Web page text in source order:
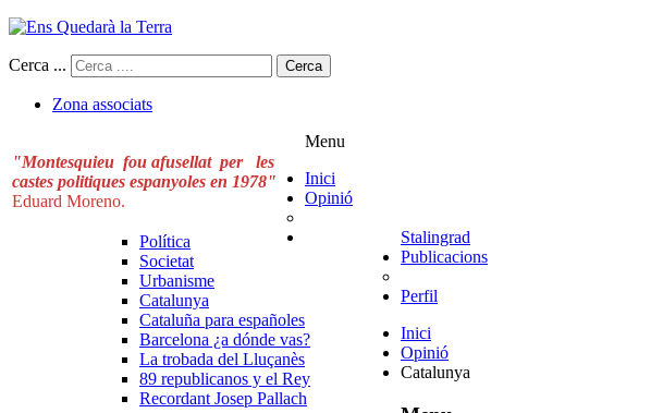
Cerca ... Cerca
Zona associats
"Montesquieu fou afusellat per les
castes politiques espanyoles en 1978"
Eduard Moreno.
Menu
Inici
Opinió
Política
Societat
Urbanisme
Catalunya
Stalingrad
Publicacions
Cataluña para españoles
Barcelona ¿a dónde vas?
La trobada del Lluçanès
89 republicanos y el Rey
Recordant Josep Pallach
Perfil
Inici
Opinió
Catalunya